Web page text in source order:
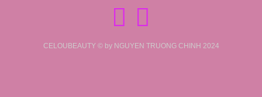
CELOUBEAUTY © by NGUYEN TRUONG CHINH 2024